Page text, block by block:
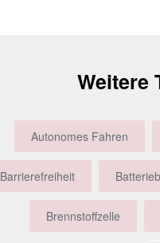
Weitere
Autonomes Fahren
Barrierefreiheit
Brennstoffzelle